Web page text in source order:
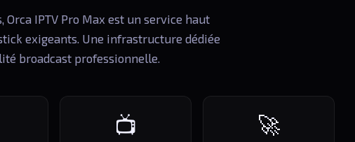
IPTV Pro Max est un service haut
exigeants. Une infrastructure dédiée
broadcast professionnelle.
📺 🚀